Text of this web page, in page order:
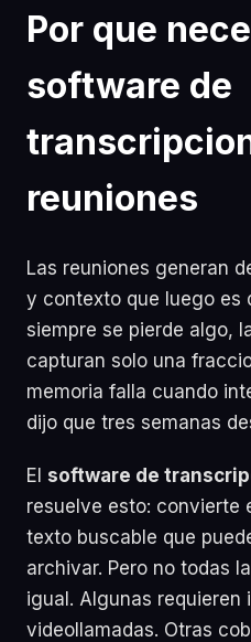
Por que
software de
reuniones
Las reuniones generan
y contexto que luego es
siempre se pierde algo,
capturan solo una
memoria falla cuando
dijo que tres semanas
El software de
resuelve esto: convierte
texto buscable que
archivar. Pero no todas
igual. Algunas requieren
videollamadas. Otras